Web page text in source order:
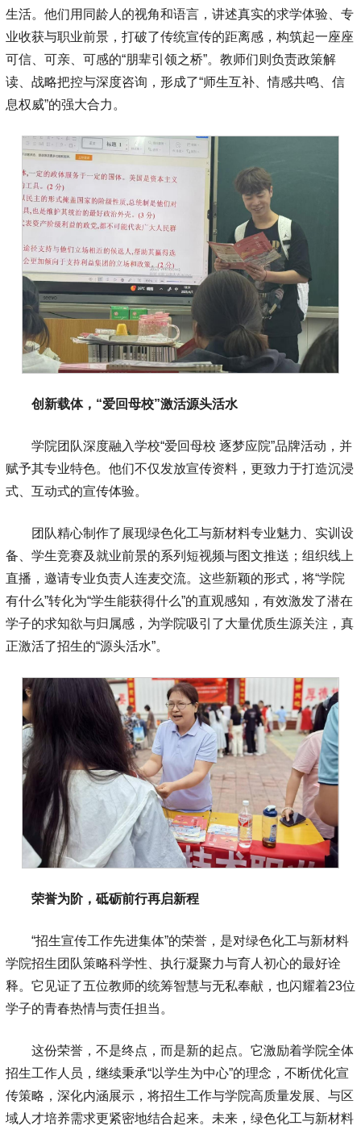
生活。他们用同龄人的视角和语言，讲述真实的求学体验、专
业收获与职业前景，打破了传统宣传的距离感，构筑起一座座
可信、可亲、可感的“朋辈引领之桥”。教师们则负责政策解
读、战略把控与深度咨询，形成了“师生互补、情感共鸣、信
息权威”的强大合力。
创新载体，“爱回母校”激活源头活水
学院团队深度融入学校“爱回母校 逐梦应院”品牌活动，并
赋予其专业特色。他们不仅发放宣传资料，更致力于打造沉浸
式、互动式的宣传体验。
团队精心制作了展现绿色化工与新材料专业魅力、实训设
备、学生竞赛及就业前景的系列短视频与图文推送；组织线上
直播，邀请专业负责人连麦交流。这些新颖的形式，将“学院
有什么”转化为“学生能获得什么”的直观感知，有效激发了潜在
学子的求知欲与归属感，为学院吸引了大量优质生源关注，真
正激活了招生的“源头活水”。
荣誉为阶，砥砺前行再启新程
“招生宣传工作先进集体”的荣誉，是对绿色化工与新材料
学院招生团队策略科学性、执行凝聚力与育人初心的最好诠
释。它见证了五位教师的统筹智慧与无私奉献，也闪耀着23位
学子的青春热情与责任担当。
这份荣誉，不是终点，而是新的起点。它激励着学院全体
招生工作人员，继续秉承“以学生为中心”的理念，不断优化宣
传策略，深化内涵展示，将招生工作与学院高质量发展、与区
域人才培养需求更紧密地结合起来。未来，绿色化工与新材料